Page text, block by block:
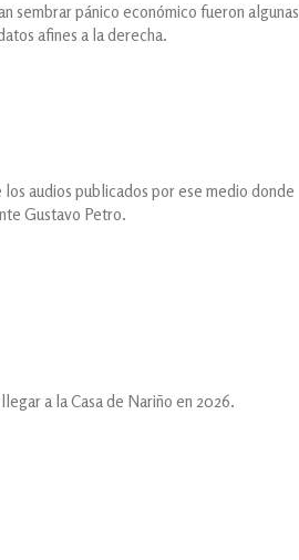
sembrar pánico económico fueron algunas
afines a la derecha.
audios publicados por ese medio donde
Gustavo Petro.
a la Casa de Nariño en 2026.